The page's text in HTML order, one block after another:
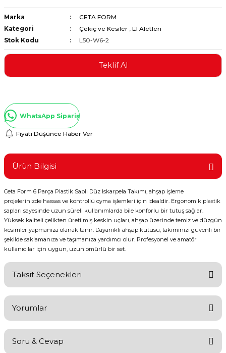
ve Penseler
Atölye Aletleri
Marka
CETA FORM
Kategori
Çekiç ve Kesiler , El Aletleri
Stok Kodu
L50-W6-2
Teklif Al
WhatsApp Sipariş
Fiyatı Düşünce Haber Ver
Ürün Bilgisi
Ceta Form 6 Parça Plastik Saplı Düz Iskarpela Takımı, ahşap işleme
projelerinizde hassas ve kontrollü oyma işlemleri için idealdir. Ergonomik plastik
sapları sayesinde uzun süreli kullanımlarda bile konforlu bir tutuş sağlar.
Yüksek kaliteli çelikten üretilmiş keskin uçları, ahşap üzerinde temiz ve düzgün
kesimler yapmanıza olanak tanır. Dayanıklı ahşap kutusu, takımınızı güvenli bir
şekilde saklamanıza ve taşımanıza yardımcı olur. Profesyonel ve amatör
kullanıcılar için uygun, uzun ömürlü bir set.
Taksit Seçenekleri
Yorumlar
Soru & Cevap